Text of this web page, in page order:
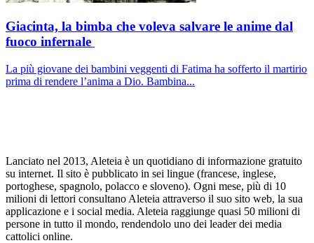
Giacinta, la bimba che voleva salvare le anime dal
fuoco infernale
La più giovane dei bambini veggenti di Fatima ha sofferto il martirio
prima di rendere l’anima a Dio. Bambina...
Lanciato nel 2013, Aleteia è un quotidiano di informazione gratuito
su internet. Il sito è pubblicato in sei lingue (francese, inglese,
portoghese, spagnolo, polacco e sloveno). Ogni mese, più di 10
milioni di lettori consultano Aleteia attraverso il suo sito web, la sua
applicazione e i social media. Aleteia raggiunge quasi 50 milioni di
persone in tutto il mondo, rendendolo uno dei leader dei media
cattolici online.